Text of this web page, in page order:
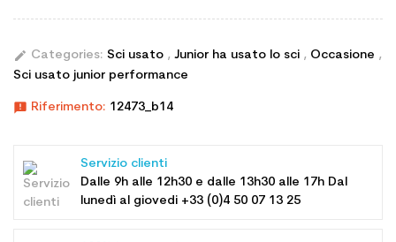
edit Categories: Sci usato , Junior ha usato lo sci , Occasione ,
Sci usato junior performance
announcement Riferimento: 12473_b14
Servizio clienti
Dalle 9h alle 12h30 e dalle 13h30 alle 17h Dal
lunedì al giovedi +33 (0)4 50 07 13 25